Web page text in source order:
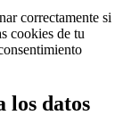
correctamente si
cookies de tu
los datos